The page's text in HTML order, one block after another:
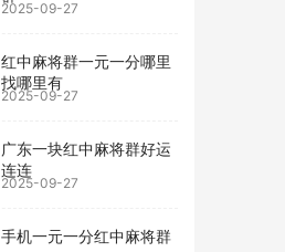
2025-09-27
红中麻将群一元一分哪里
找哪里有
2025-09-27
广东一块红中麻将群好运
连连
2025-09-27
手机一元一分红中麻将群